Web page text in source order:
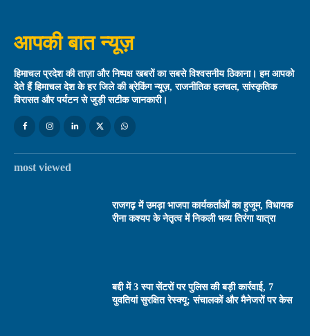
आपकी बात न्यूज़
हिमाचल प्रदेश की ताज़ा और निष्पक्ष खबरों का सबसे विश्वसनीय ठिकाना। हम आपको
देते हैं हिमाचल देश के हर जिले की ब्रेकिंग न्यूज़, राजनीतिक हलचल, सांस्कृतिक
विरासत और पर्यटन से जुड़ी सटीक जानकारी।
most viewed
राजगढ़ में उमड़ा भाजपा कार्यकर्ताओं का हुजूम, विधायक
रीना कश्यप के नेतृत्व में निकली भव्य तिरंगा यात्रा
बद्दी में 3 स्पा सेंटरों पर पुलिस की बड़ी कार्रवाई, 7
युवतियां सुरक्षित रेस्क्यू; संचालकों और मैनेजरों पर केस